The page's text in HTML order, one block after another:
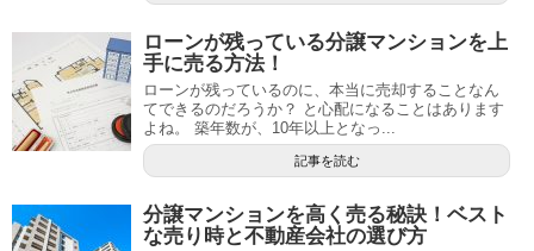
ローンが残っている分譲マンションを上
手に売る方法！
ローンが残っているのに、本当に売却することなん
てできるのだろうか？ と心配になることはあります
よね。 築年数が、10年以上となっ...
記事を読む
分譲マンションを高く売る秘訣！ベスト
な売り時と不動産会社の選び方